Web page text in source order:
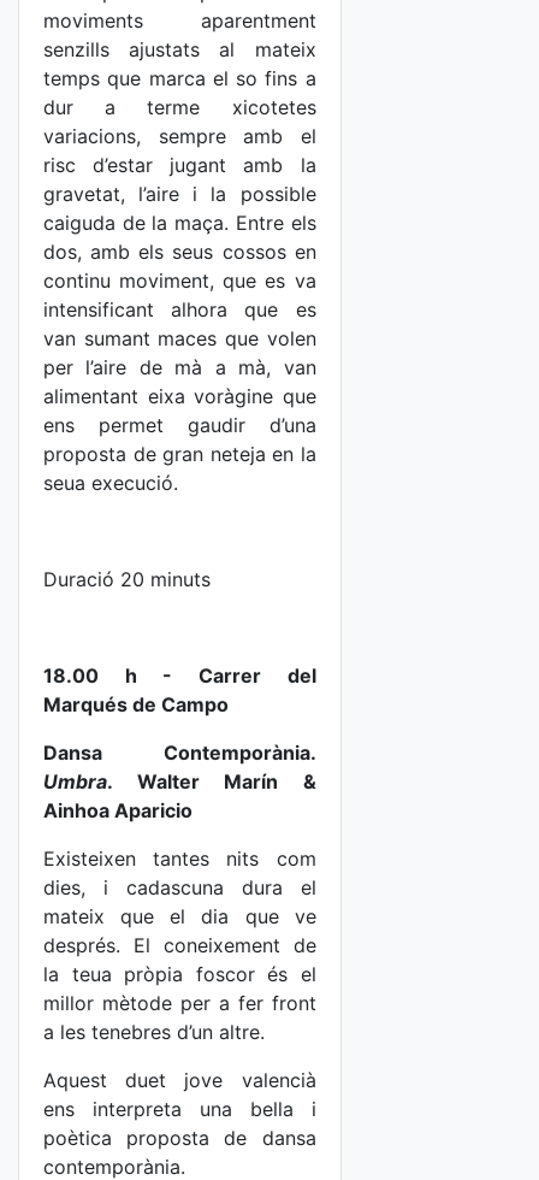
moviments aparentment
senzills ajustats al mateix
temps que marca el so fins a
dur a terme xicotetes
variacions, sempre amb el
risc d’estar jugant amb la
gravetat, l’aire i la possible
caiguda de la maça. Entre els
dos, amb els seus cossos en
continu moviment, que es va
intensificant alhora que es
van sumant maces que volen
per l’aire de mà a mà, van
alimentant eixa voràgine que
ens permet gaudir d’una
proposta de gran neteja en la
seua execució.
Duració 20 minuts
18.00 h - Carrer del
Marqués de Campo
Dansa Contemporània.
Umbra. Walter Marín &
Ainhoa Aparicio
Existeixen tantes nits com
dies, i cadascuna dura el
mateix que el dia que ve
després. El coneixement de
la teua pròpia foscor és el
millor mètode per a fer front
a les tenebres d’un altre.
Aquest duet jove valencià
ens interpreta una bella i
poètica proposta de dansa
contemporània.